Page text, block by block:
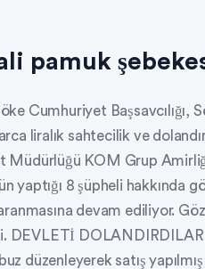
pamuk
Cumhuriyet
liralık sahtecilik ve
Müdürlüğü KOM Grup
yaptığı 8 şüpheli hakkında
devam ediliyor.
DEVLETİ
düzenleyerek satış